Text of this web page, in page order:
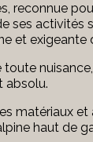
reconnue
ses
et exigeante
toute
absolu.
matériaux
haut de